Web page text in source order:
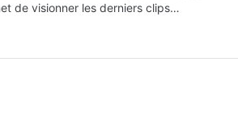
de visionner les derniers clips…